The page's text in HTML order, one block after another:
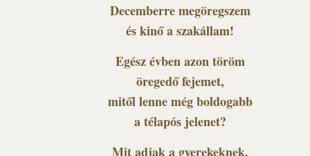
Decemberre megöregszem
és kinő a szakállam!
Egész évben azon töröm
öregedő fejemet,
mitől lenne még boldogabb
a télapós jelenet?
Mit adjak a gyerekeknek,